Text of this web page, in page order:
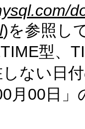
)を参照し
型、
ない日
月00日